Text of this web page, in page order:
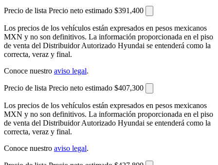
Precio de lista Precio neto estimado $391,400
Los precios de los vehículos están expresados en pesos mexicanos
MXN y no son definitivos. La información proporcionada en el piso
de venta del Distribuidor Autorizado Hyundai se entenderá como la
correcta, veraz y final.
Conoce nuestro aviso legal.
Precio de lista Precio neto estimado $407,300
Los precios de los vehículos están expresados en pesos mexicanos
MXN y no son definitivos. La información proporcionada en el piso
de venta del Distribuidor Autorizado Hyundai se entenderá como la
correcta, veraz y final.
Conoce nuestro aviso legal.